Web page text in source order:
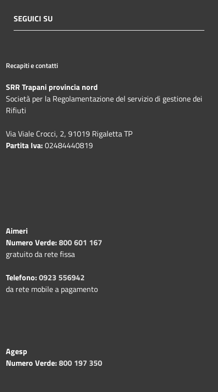
SEGUICI SU
Recapiti e contatti
SRR Trapani provincia nord
Società per la Regolamentazione del servizio di gestione dei
Rifiuti
Via Viale Crocci, 2, 91019 Rigaletta TP
Partita Iva:02484440819
Aimeri
Numero Verde:800 601 167
gratuito da rete fissa
Telefono:0923 556942
da rete mobile a pagamento
Agesp
Numero Verde:800 197 350